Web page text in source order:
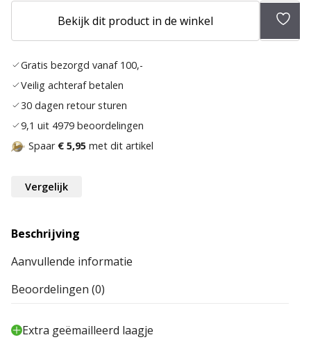
Bekijk dit product in de winkel
Gratis bezorgd vanaf 100,-
Veilig achteraf betalen
30 dagen retour sturen
9,1 uit 4979 beoordelingen
Spaar € 5,95 met dit artikel
Vergelijk
Beschrijving
Aanvullende informatie
Beoordelingen (0)
Extra geëmailleerd laagje